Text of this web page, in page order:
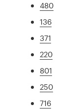
480
136
371
220
801
250
716